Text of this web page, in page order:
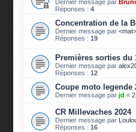
Dernier message par
Réponses :4
Concentration de la
Dernier message par<mat>
Réponses :19
Premières sorties du
Dernier message par
Réponses :12
Coupe moto legende
Dernier message parjd «
CR Millevaches 2024
Dernier message par
Réponses :16